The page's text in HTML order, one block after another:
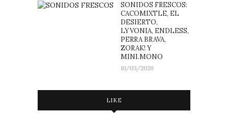
SONIDOS FRESCOS:
CACOMIXTLE, EL
DESIERTO,
LYVONIA, ENDLESS,
PERRA BRAVA,
ZORAK! Y
MINI.MONO
10/03/2026
LIKE